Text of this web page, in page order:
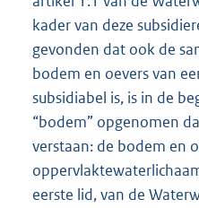
kader van deze
gevonden dat ook de
bodem en oevers van
subsidiabel is, is in de
“bodem” opgenomen
verstaan: de bodem en
eerste lid, van de